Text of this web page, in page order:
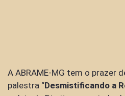
A ABRAME-MG tem o prazer
palestra “Desmistificando a